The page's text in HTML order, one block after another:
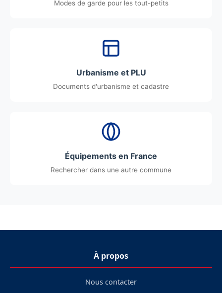
Modes de garde pour les tout-petits
Urbanisme et PLU
Documents d'urbanisme et cadastre
Équipements en France
Rechercher dans une autre commune
À propos
Nous contacter